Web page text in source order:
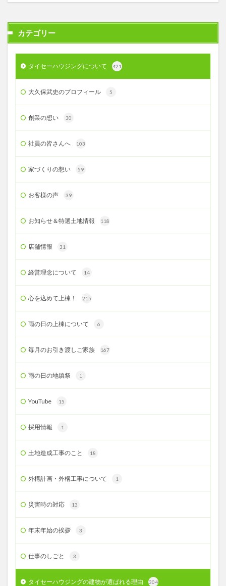
カテゴリー
タイセーハウジングについて 421
大久保武史のプロフィール 5
創業の想い 30
社員の皆さんへ 103
家づくりの想い 59
お客様の声 39
お知らせ＆特選土地情報 118
店舗情報 31
経営理念について 14
心を込めて上棟！ 215
雨の日の上棟について 6
毎月のお引き渡しご家族 167
雨の日の地鎮祭 1
YouTube 15
採用情報 1
土地造成工事のこと 18
外構計画・外構工事について 1
災害時の対応 13
年末年始の挨拶 3
仕事のしごと 3
タイセーハウジングの建物が選ばれる理由 304